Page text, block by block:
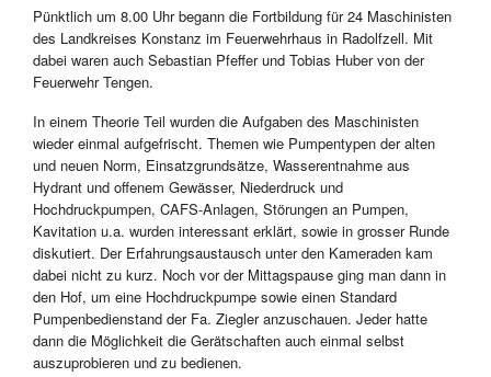
Pünktlich um 8.00 Uhr begann die Fortbildung für 24 Maschinisten
des Landkreises Konstanz im Feuerwehrhaus in Radolfzell. Mit
dabei waren auch Sebastian Pfeffer und Tobias Huber von der
Feuerwehr Tengen.
In einem Theorie Teil wurden die Aufgaben des Maschinisten
wieder einmal aufgefrischt. Themen wie Pumpentypen der alten
und neuen Norm, Einsatzgrundsätze, Wasserentnahme aus
Hydrant und offenem Gewässer, Niederdruck und
Hochdruckpumpen, CAFS-Anlagen, Störungen an Pumpen,
Kavitation u.a. wurden interessant erklärt, sowie in grosser Runde
diskutiert. Der Erfahrungsaustausch unter den Kameraden kam
dabei nicht zu kurz. Noch vor der Mittagspause ging man dann in
den Hof, um eine Hochdruckpumpe sowie einen Standard
Pumpenbedienstand der Fa. Ziegler anzuschauen. Jeder hatte
dann die Möglichkeit die Gerätschaften auch einmal selbst
auszuprobieren und zu bedienen.